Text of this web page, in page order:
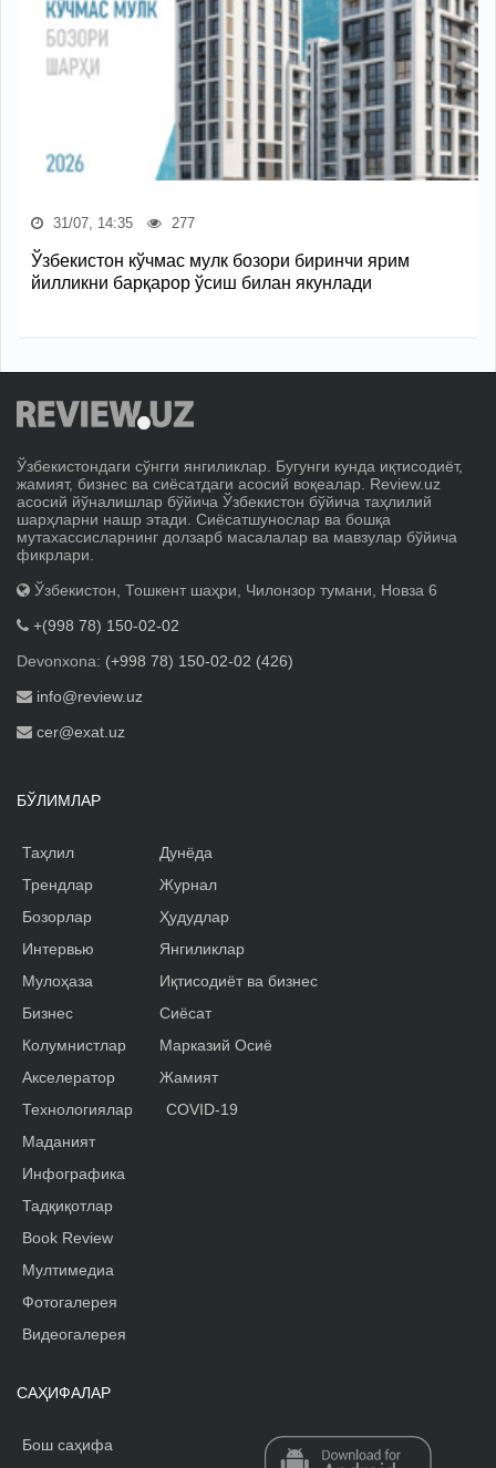
31/07, 14:35 277
Ўзбекистон кўчмас мулк бозори биринчи ярим
йилликни барқарор ўсиш билан якунлади
Ўзбекистондаги сўнгги янгиликлар. Бугунги кунда иқтисодиёт,
жамият, бизнес ва сиёсатдаги асосий воқеалар. Review.uz
асосий йўналишлар бўйича Ўзбекистон бўйича таҳлилий
шарҳларни нашр этади. Сиёсатшунослар ва бошқа
мутахассисларнинг долзарб масалалар ва мавзулар бўйича
фикрлари.
Ўзбекистон, Тошкент шаҳри, Чилонзор тумани, Новза 6
+(998 78) 150-02-02
Devonxona: (+998 78) 150-02-02 (426)
info@review.uz
cer@exat.uz
БЎЛИМЛАР
Таҳлил
Трендлар
Бозорлар
Интервью
Мулоҳаза
Бизнес
Колумнистлар
Акселератор
Дунёда
Журнал
Ҳудудлар
Янгиликлар
Иқтисодиёт ва бизнес
Сиёсат
Марказий Осиё
Жамият
Технологиялар
Маданият
Инфографика
Тадқиқотлар
Book Review
Мултимедиа
Фотогалерея
Видеогалерея
COVID-19
САҲИФАЛАР
Бош саҳифа